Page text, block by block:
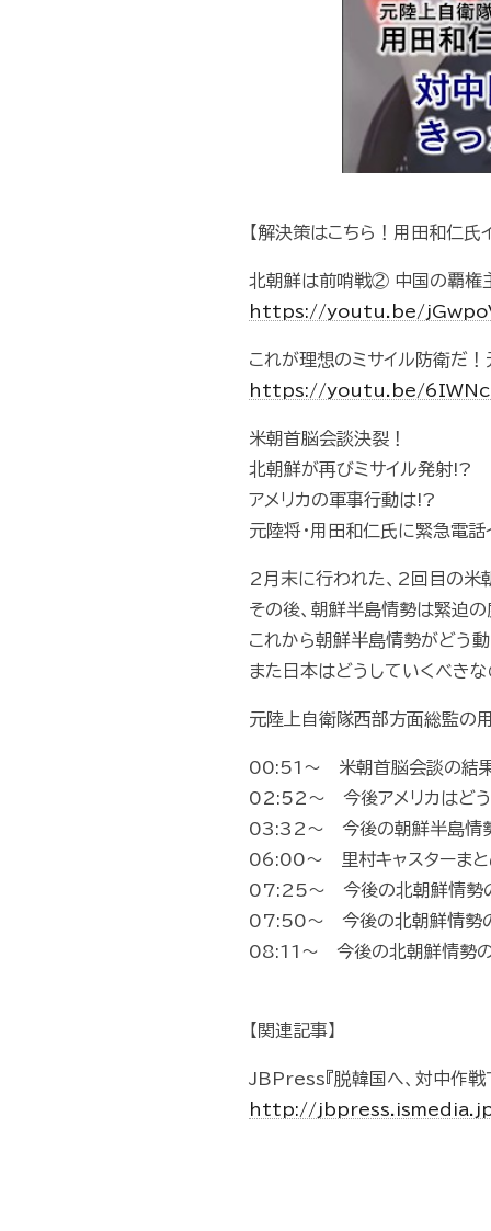
【解決策はこちら！用田和仁氏
北朝鮮は前哨戦② 中国の覇権
https://youtu.be/
これが理想のミサイル防衛だ
https://youtu.be/
米朝首脳会談決裂！
北朝鮮が再びミサイル発射!?
アメリカの軍事行動は!?
元陸将・用田和仁氏に緊急電話
2月末に行われた、2回目の米
その後、朝鮮半島情勢は緊迫
これから朝鮮半島情勢がどう動
また日本はどうしていくべきな
元陸上自衛隊西部方面総監の
00:51～ 米朝首脳会談の結
02:52～ 今後アメリカはどう
03:32～ 今後の朝鮮半島情
06:00～ 里村キャスターまと
07:25～ 今後の北朝鮮情勢
07:50～ 今後の北朝鮮情勢
08:11～ 今後の北朝鮮情勢
【関連記事】
JBPress『脱韓国へ、対中作戦
http://